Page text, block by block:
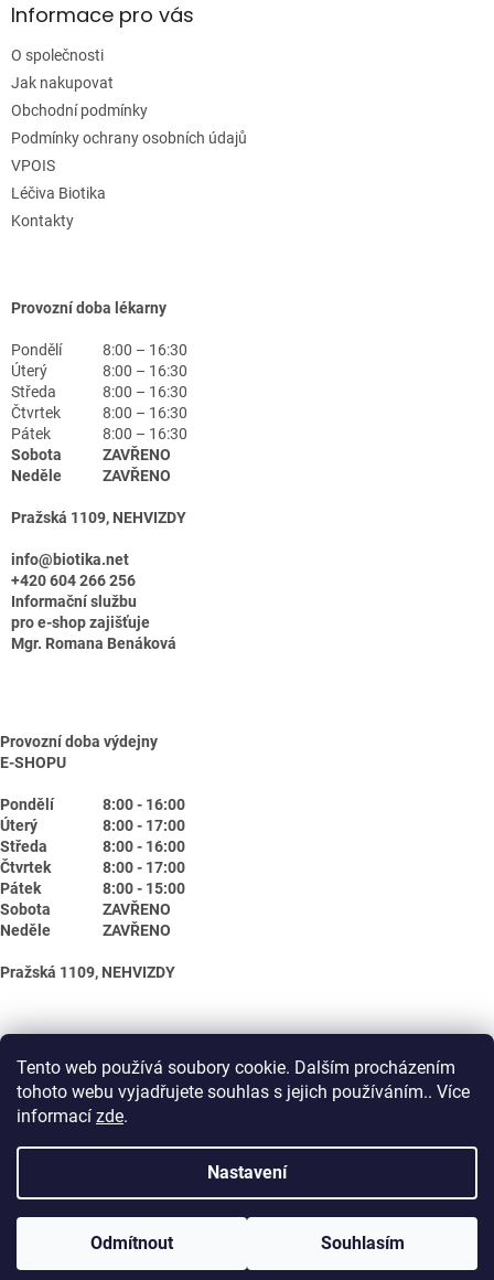
Tento web používá soubory cookie. Dalším procházením
tohoto webu vyjadřujete souhlas s jejich používáním.. Více
informací zde.
Nastavení
Odmítnout Souhlasím
Informace pro vás
O společnosti
Jak nakupovat
Obchodní podmínky
Podmínky ochrany osobních údajů
VPOIS
Léčiva Biotika
Kontakty
Provozní doba lékarny
Pondělí
8:00 – 16:30
Úterý
8:00 – 16:30
Středa
8:00 – 16:30
Čtvrtek
8:00 – 16:30
Pátek
8:00 – 16:30
Sobota
ZAVŘENO
Neděle
ZAVŘENO
Pražská 1109, NEHVIZDY
info@biotika.net
+420 604 266 256
Informační službu
pro e-shop zajišťuje
Mgr. Romana Benáková
Provozní doba výdejny
E-SHOPU
Pondělí
8:00 - 16:00
Úterý
8:00 - 17:00
Středa
8:00 - 16:00
Čtvrtek
8:00 - 17:00
Pátek
8:00 - 15:00
Sobota
ZAVŘENO
Neděle
ZAVŘENO
Pražská 1109, NEHVIZDY
Vytvořil Shoptet
Copyright 2026Biotika.net . Všechna práva vyhrazena.